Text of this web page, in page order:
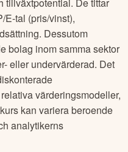
tillväxtpotential. De tittar
E-tal (pris/vinst),
Dessutom
bolag inom samma sektor
eller undervärderad. Det
värderingsmodeller,
kan variera beroende
analytikerns